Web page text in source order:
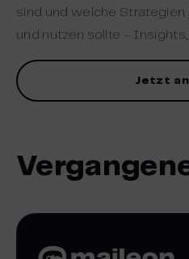
sind und welche Strategien
und nutzen sollte – Insights,
Jetzt